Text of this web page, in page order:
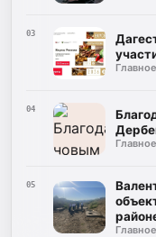
03
Главное
04
Главное
05
Главное